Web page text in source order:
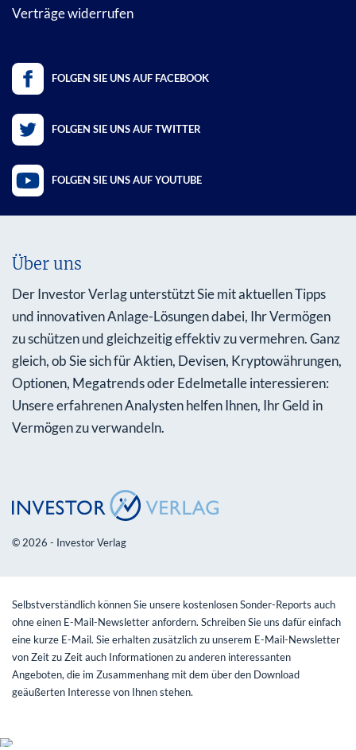
Verträge widerrufen
FOLGEN SIE UNS AUF FACEBOOK
FOLGEN SIE UNS AUF TWITTER
FOLGEN SIE UNS AUF YOUTUBE
Über uns
Der Investor Verlag unterstützt Sie mit aktuellen Tipps
und innovativen Anlage-Lösungen dabei, Ihr Vermögen
zu schützen und gleichzeitig effektiv zu vermehren. Ganz
gleich, ob Sie sich für Aktien, Devisen, Kryptowährungen,
Optionen, Megatrends oder Edelmetalle interessieren:
Unsere erfahrenen Analysten helfen Ihnen, Ihr Geld in
Vermögen zu verwandeln.
© 2026 - Investor Verlag
Selbstverständlich können Sie unsere kostenlosen Sonder-Reports auch
ohne einen E-Mail-Newsletter anfordern. Schreiben Sie uns dafür einfach
eine kurze E-Mail. Sie erhalten zusätzlich zu unserem E-Mail-Newsletter
von Zeit zu Zeit auch Informationen zu anderen interessanten
Angeboten, die im Zusammenhang mit dem über den Download
geäußerten Interesse von Ihnen stehen.